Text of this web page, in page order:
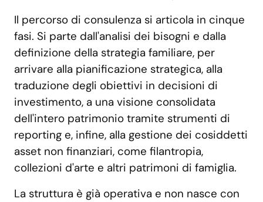
Il percorso di consulenza si articola in cinque
fasi. Si parte dall'analisi dei bisogni e dalla
definizione della strategia familiare, per
arrivare alla pianificazione strategica, alla
traduzione degli obiettivi in decisioni di
investimento, a una visione consolidata
dell'intero patrimonio tramite strumenti di
reporting e, infine, alla gestione dei cosiddetti
asset non finanziari, come filantropia,
collezioni d'arte e altri patrimoni di famiglia.
La struttura è già operativa e non nasce con